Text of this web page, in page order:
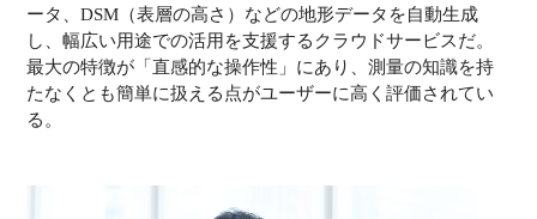
ータ、DSM（表層の高さ）などの地形データを自動生成
し、幅広い用途での活用を支援するクラウドサービスだ。
最大の特徴が「直感的な操作性」にあり、測量の知識を持
たなくとも簡単に扱える点がユーザーに高く評価されてい
る。